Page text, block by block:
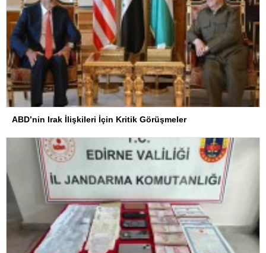
ABD’nin Irak İlişkileri İçin Kritik Görüşmeler